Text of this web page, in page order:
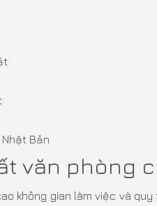
Bản
văn phòng
không gian làm việc và